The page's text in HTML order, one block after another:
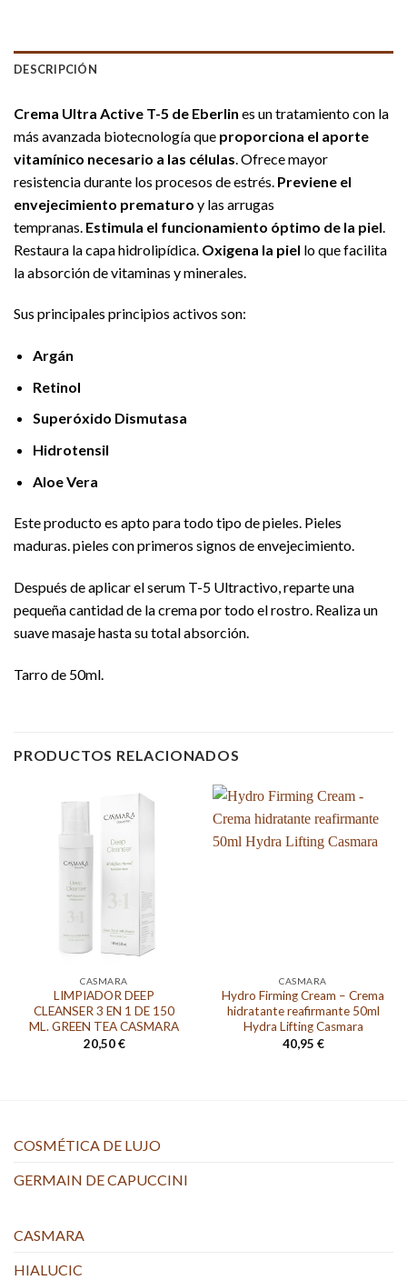
DESCRIPCIÓN
Crema Ultra Active T-5 de Eberlin es un tratamiento con la
más avanzada biotecnología que proporciona el aporte
vitamínico necesario a las células . Ofrece mayor
resistencia durante los procesos de estrés. Previene el
envejecimiento prematuro y las arrugas
tempranas. Estimula el funcionamiento óptimo de la piel
Restaura la capa hidrolipídica. Oxigena la piel lo que facilita
la absorción de vitaminas y minerales.
Sus principales principios activos son:
Argán
Retinol
Superóxido Dismutasa
Hidrotensil
Aloe Vera
Este producto es apto para todo tipo de pieles. Pieles
maduras. pieles con primeros signos de envejecimiento.
Después de aplicar el serum T-5 Ultractivo, reparte una
pequeña cantidad de la crema por todo el rostro. Realiza un
suave masaje hasta su total absorción.
Tarro de 50ml.
PRODUCTOS RELACIONADOS
CASMARA
LIMPIADOR DEEP
CLEANSER 3 EN 1 DE 150
ML. GREEN TEA CASMARA
20,50€
CASMARA
Hydro Firming Cream – Crema
hidratante reafirmante 50ml
Hydra Lifting Casmara
40,95 €
COSMÉTICA DE LUJO
GERMAIN DE CAPUCCINI
CASMARA
HIALUCIC